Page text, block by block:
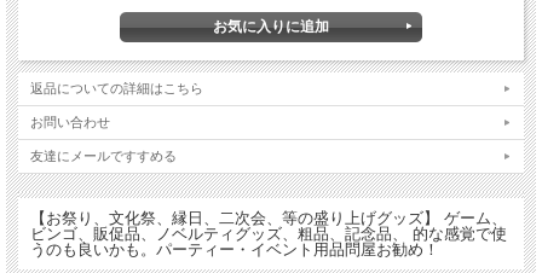
返品についての詳細はこちら
お問い合わせ
友達にメールですすめる
【お祭り、文化祭、縁日、二次会、等の盛り上げグッズ】 ゲーム、
ビンゴ、販促品、ノベルティグッズ、粗品、記念品、 的な感覚で使
うのも良いかも。パーティー・イベント用品問屋お勧め！